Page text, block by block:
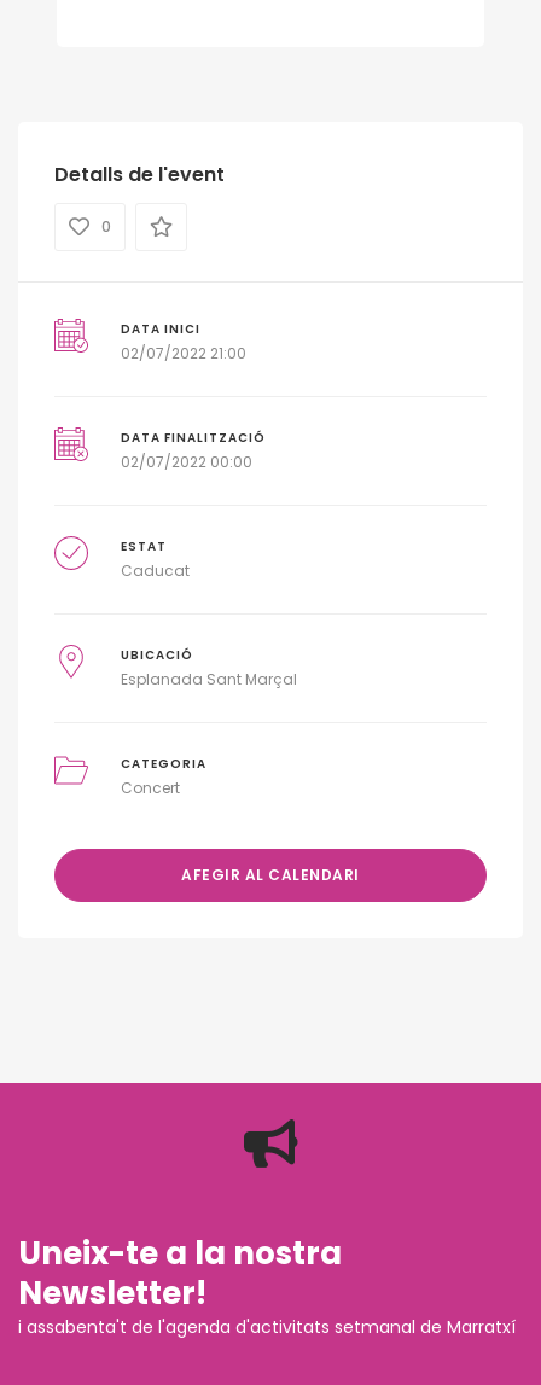
Detalls de l'event
0
DATA INICI
02/07/2022 21:00
DATA FINALITZACIÓ
02/07/2022 00:00
ESTAT
Caducat
UBICACIÓ
Esplanada Sant Marçal
CATEGORIA
Concert
AFEGIR AL CALENDARI
Uneix-te a la nostra
Newsletter!
i assabenta't de l'agenda d'activitats setmanal de Marratxí